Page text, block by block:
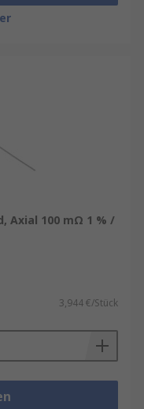
Axial 100 mΩ 1 % /
3,944 €/Stück